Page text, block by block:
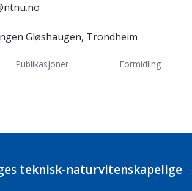
Gløshaugen, Trondheim
Publikasjoner Formidling
teknisk-naturvitenskapelige